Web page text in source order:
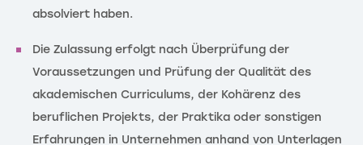
absolviert haben.
Die Zulassung erfolgt nach Überprüfung der
Voraussetzungen und Prüfung der Qualität des
akademischen Curriculums, der Kohärenz des
beruflichen Projekts, der Praktika oder sonstigen
Erfahrungen in Unternehmen anhand von Unterlagen